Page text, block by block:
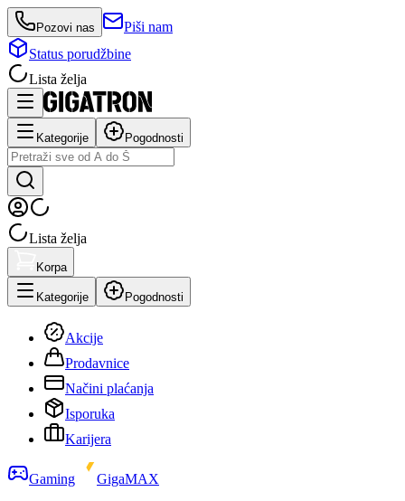
Pozovi nas
Piši nam
Status porudžbine
Lista želja
Kategorije Pogodnosti
Lista želja
Korpa
Kategorije Pogodnosti
Akcije
Prodavnice
Načini plaćanja
Isporuka
Karijera
Gaming
GigaMAX